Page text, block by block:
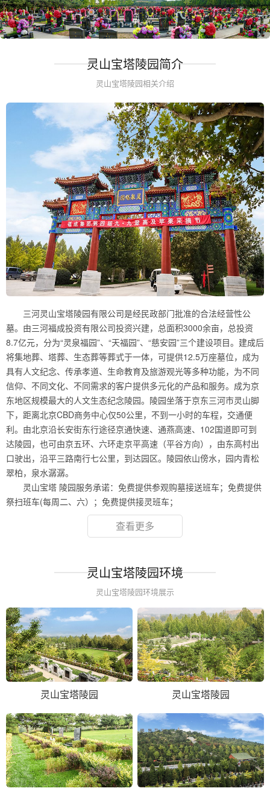
灵山宝塔陵园简介
灵山宝塔陵园相关介绍
三河灵山宝塔陵园有限公司是经民政部门批准的合法经营性公
墓。由三河福成投资有限公司投资兴建，总面积3000余亩，总投资
8.7亿元，分为“灵泉福园”、“天福园”、“慈安园”三个建设项目。建成后
将集地葬、塔葬、生态葬等葬式于一体，可提供12.5万座墓位，成为
具有人文纪念、传承孝道、生命教育及旅游观光等多种功能，为不同
信仰、不同文化、不同需求的客户提供多元化的产品和服务。成为京
东地区规模最大的人文生态纪念陵园。陵园坐落于京东三河市灵山脚
下，距离北京CBD商务中心仅50公里，不到一小时的车程，交通便
利。由北京沿长安街东行途径京通快速、通燕高速、102国道即可到
达陵园，也可由京五环、六环走京平高速（平谷方向），由东高村出
口驶出，沿平三路南行七公里，到达园区。陵园依山傍水，园内青松
翠柏，泉水潺潺。
灵山宝塔 陵园服务承诺：免费提供参观购墓接送班车；免费提供
祭扫班车(每周二、六）；免费提供接灵班车；
查看更多
灵山宝塔陵园环境
灵山宝塔陵园环境展示
灵山宝塔陵园 灵山宝塔陵园